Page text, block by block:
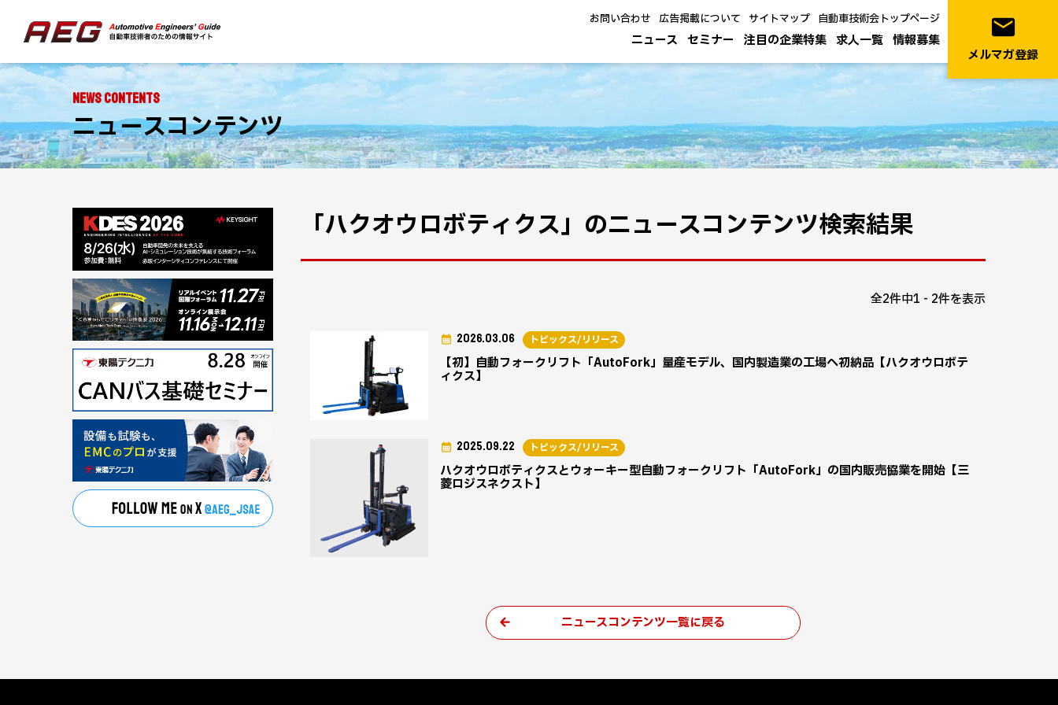
ニュース セミナー 注目の企業特集 求人一覧 情報募集
お問い合わせ 広告掲載について サイトマップ 自動車技術会トップページ email
メルマガ登録
NEWS CONTENTS
ニュースコンテンツ
「ハクオウロボティクス」のニュースコンテンツ検索結果
全2件中1 - 2件を表示
【初】自動フォークリフト「AutoFork」量産モデル、国内製造業の工場へ初納品【ハクオウロボテ
ィクス】
2026.03.06 トピックス/リリース
ハクオウロボティクスとウォーキー型自動フォークリフト「AutoFork」の国内販売協業を開始【三
菱ロジスネクスト】
2025.09.22 トピックス/リリース
ニュースコンテンツ一覧に戻る